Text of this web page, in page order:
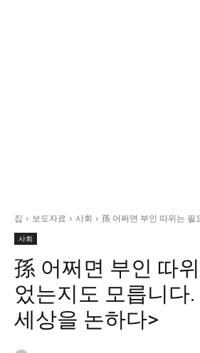
문화
전통문화
대중문화
교육
집 보도자료 사회 孫 어쩌면 부인 따위는 필
사회
孫 어쩌면 부인 따
었는지도 모릅니다.
세상을 논하다>